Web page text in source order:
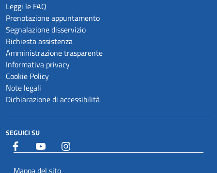
Leggi le FAQ
Prenotazione appuntamento
Segnalazione disservizio
Richiesta assistenza
Amministrazione trasparente
Informativa privacy
Cookie Policy
Note legali
Dichiarazione di accessibilità
SEGUICI SU
Facebook YouTube
Mappa del sito